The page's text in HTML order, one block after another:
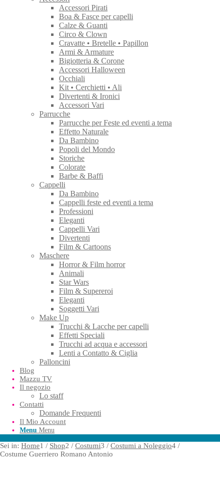
Accessori Pirati
Boa & Fasce per capelli
Calze & Guanti
Circo & Clown
Cravatte • Bretelle • Papillon
Armi & Armature
Bigiotteria & Corone
Accessori Halloween
Occhiali
Kit • Cerchietti • Ali
Divertenti & Ironici
Accessori Vari
Parrucche
Parrucche per Feste ed eventi a tema
Effetto Naturale
Da Bambino
Popoli del Mondo
Storiche
Colorate
Barbe & Baffi
Cappelli
Da Bambino
Cappelli feste ed eventi a tema
Professioni
Eleganti
Cappelli Vari
Divertenti
Film & Cartoons
Maschere
Horror & Film horror
Animali
Star Wars
Film & Supereroi
Eleganti
Soggetti Vari
Make Up
Trucchi & Lacche per capelli
Effetti Speciali
Trucchi ad acqua e accessori
Lenti a Contatto & Ciglia
Palloncini
Blog
Mazzu TV
Il negozio
Lo staff
Contatti
Domande Frequenti
Il Mio Account
Menu Menu
Sei in: Home1 / Shop2 / Costumi3 / Costumi a Noleggio4 /
Costume Guerriero Romano Antonio